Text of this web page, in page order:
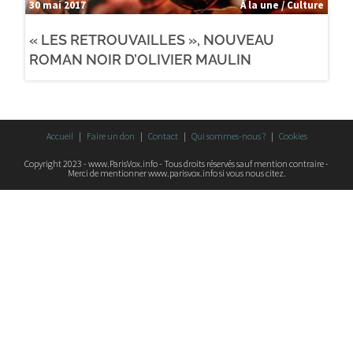
30 mai 2017 À la une / Culture
« LES RETROUVAILLES », NOUVEAU
ROMAN NOIR D’OLIVIER MAULIN
Accueil Faire un don Contact Qui sommes-nous ? Cookies
Copyright 2023 - www.ParisVox.info - Tous droits réservés sauf mention contraire -
Merci de mentionner www.parisvox.info si vous nous citez.